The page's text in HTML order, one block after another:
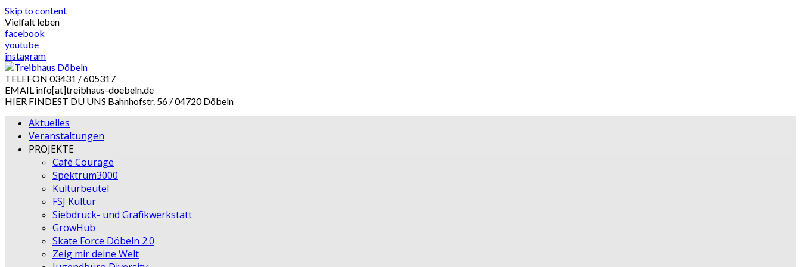
Skip to content
Vielfalt leben
facebook
youtube
instagram
TELEFON 03431 / 605317
EMAIL info[at]treibhaus-doebeln.de
HIER FINDEST DU UNS Bahnhofstr. 56 / 04720 Döbeln
Aktuelles
Veranstaltungen
PROJEKTE
Café Courage
Spektrum3000
Kulturbeutel
FSJ Kultur
Siebdruck- und Grafikwerkstatt
GrowHub
Skate Force Döbeln 2.0
Zeig mir deine Welt